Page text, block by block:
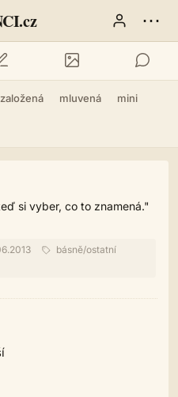
⋯
založená mluvená mini
si vyber, co to znamená."
básně/ostatní